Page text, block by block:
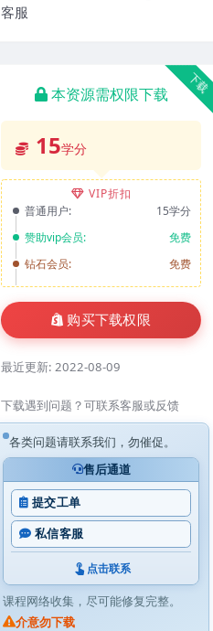
客服
下载
本资源需权限下载
15学分
VIP折扣
普通用户:
15学分
赞助vip会员:
免费
钻石会员:
免费
购买下载权限
最近更新: 2022-08-09
下载遇到问题？可联系客服或反馈
各类问题请联系我们，勿催促。
售后通道
提交工单
私信客服
点击联系
课程网络收集，尽可能修复完整。
介意勿下载